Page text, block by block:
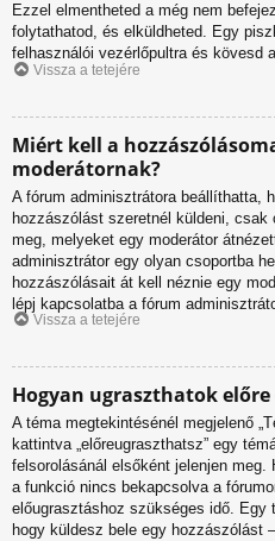
Ezzel elmentheted a még nem
folytathatod, és elküldheted. Egy
felhasználói vezérlőpultra és kövesd
Vissza a tetejére
Miért kell a
moderátornak?
A fórum adminisztrátora beállíthatta,
hozzászólást szeretnél küldeni,
meg, melyeket egy moderátor
adminisztrátor egy olyan csoportba
hozzászólásait át kell néznie egy
lépj kapcsolatba a fórum
Vissza a tetejére
Hogyan ugraszthatok
A téma megtekintésénél megjelenő
kattintva „előreugraszthatsz” egy
felsorolásánál elsőként jelenjen
a funkció nincs bekapcsolva a
előugrasztáshoz szükséges idő. Egy
hogy küldesz bele egy hozzászólást